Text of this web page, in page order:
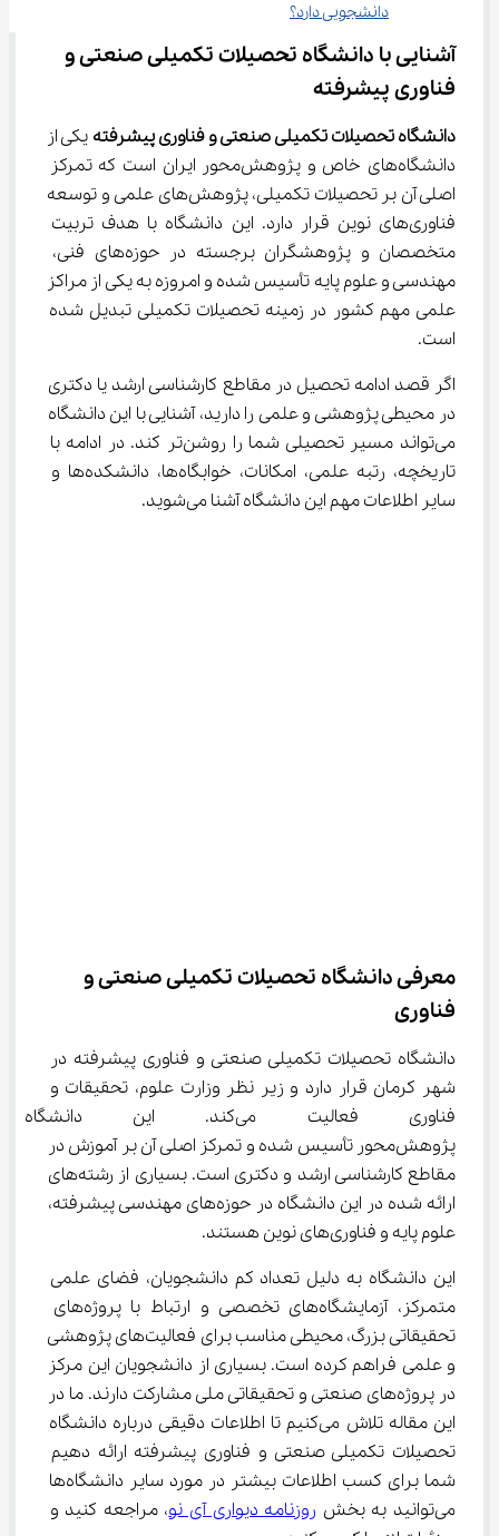
دانشجویی دارد؟
آشنایی با دانشگاه تحصیلات تکمیلی صنعتی و
فناوری پیشرفته
دانشگاه تحصیلات تکمیلی صنعتی و فناوری پیشرفته یکی از
دانشگاه‌های خاص و پژوهش‌محور ایران است که تمرکز
اصلی آن بر تحصیلات تکمیلی، پژوهش‌های علمی و توسعه
فناوری‌های نوین قرار دارد. این دانشگاه با هدف تربیت
متخصصان و پژوهشگران برجسته در حوزه‌های فنی،
مهندسی و علوم پایه تأسیس شده و امروزه به یکی از مراکز
علمی مهم کشور در زمینه تحصیلات تکمیلی تبدیل شده
است.
اگر قصد ادامه تحصیل در مقاطع کارشناسی ارشد یا دکتری
در محیطی پژوهشی و علمی را دارید، آشنایی با این دانشگاه
می‌تواند مسیر تحصیلی شما را روشن‌تر کند. در ادامه با
تاریخچه، رتبه علمی، امکانات، خوابگاه‌ها، دانشکده‌ها و
سایر اطلاعات مهم این دانشگاه آشنا می‌شوید.
معرفی دانشگاه تحصیلات تکمیلی صنعتی و
فناوری
دانشگاه تحصیلات تکمیلی صنعتی و فناوری پیشرفته در
شهر کرمان قرار دارد و زیر نظر وزارت علوم، تحقیقات و
فناوری فعالیت می‌کند. این
پژوهش‌محور تأسیس شده و تمرکز اصلی آن بر آموزش در
مقاطع کارشناسی ارشد و دکتری است. بسیاری از رشته‌های
ارائه شده در این دانشگاه در حوزه‌های مهندسی پیشرفته،
علوم پایه و فناوری‌های نوین هستند.
این دانشگاه به دلیل تعداد کم دانشجویان، فضای علمی
متمرکز، آزمایشگاه‌های تخصصی و ارتباط با پروژه‌های
تحقیقاتی بزرگ، محیطی مناسب برای فعالیت‌های پژوهشی
و علمی فراهم کرده است. بسیاری از دانشجویان این مرکز
در پروژه‌های صنعتی و تحقیقاتی ملی مشارکت دارند. ما در
این مقاله تلاش می‌کنیم تا اطلاعات دقیقی درباره دانشگاه
تحصیلات تکمیلی صنعتی و فناوری پیشرفته ارائه دهیم
شما برای کسب اطلاعات بیشتر در مورد سایر دانشگاه‌ها
می‌توانید به بخش
روزنامه دیواری آی نو، مراجعه کنید و